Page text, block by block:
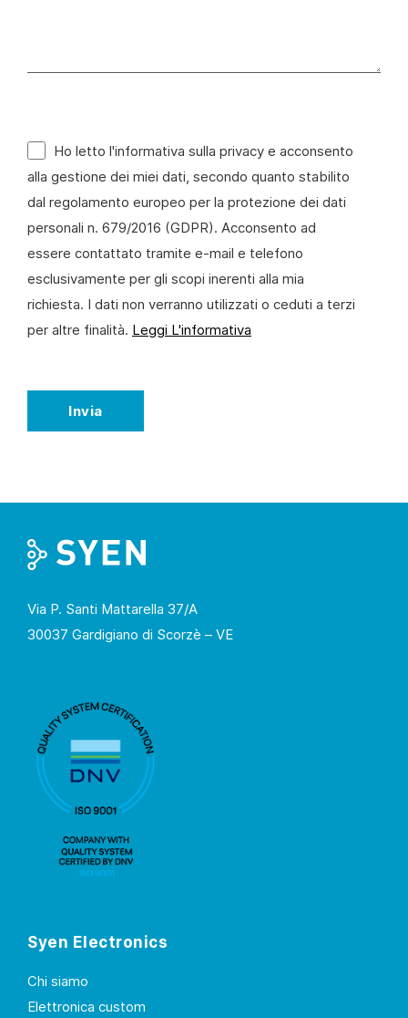
Ho letto l'informativa sulla privacy e acconsento
alla gestione dei miei dati, secondo quanto stabilito
dal regolamento europeo per la protezione dei dati
personali n. 679/2016 (GDPR). Acconsento ad
essere contattato tramite e-mail e telefono
esclusivamente per gli scopi inerenti alla mia
richiesta. I dati non verranno utilizzati o ceduti a terzi
per altre finalità. Leggi L'informativa
Via P. Santi Mattarella 37/A
30037 Gardigiano di Scorzè – VE
Syen Electronics
Chi siamo
Elettronica custom